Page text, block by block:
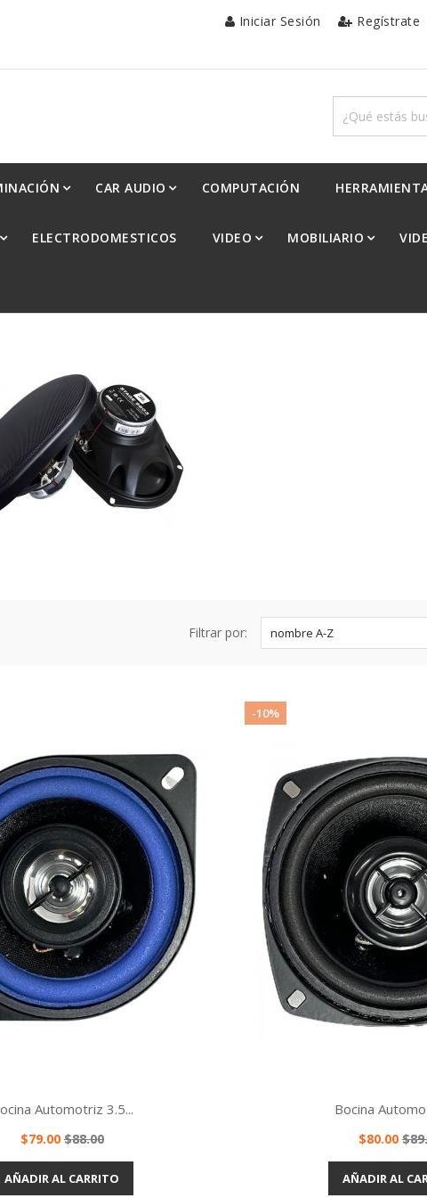
Iniciar Sesión
Regístrate
CAR AUDIO COMPUTACIÓN
ELECTRODOMESTICOS VIDEO MOBILIARIO
Filtrar por: nombre A-Z
Vista rápida
Automotriz 3.5...
Precio
$79.00 Precio
$88.00
AÑADIR AL CARRITO
-10%
Vista
Bocina
Precio
$80.00
AÑADIR AL